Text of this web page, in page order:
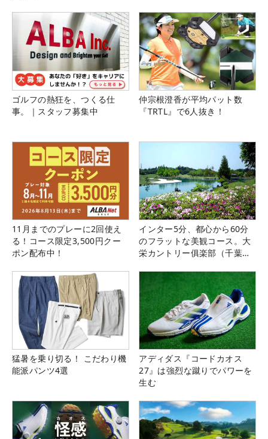
ゴルフの熱狂を、つくる仕
事。｜スタッフ募集中
仲宗根澄香が平均パット数
『TRTL』で6人抜き！
11月までのプレーに2回使え
る！コース限定3,500円クー
ポン配布中！
インター5分、都心から60分
のフラットな美観コース。大
栄カントリー俱楽部（千葉
猛暑を乗り切る！ こだわり機
能派パンツ4選
アディダス『コードカオス
27』は強烈な蹴りでパワーを
生む